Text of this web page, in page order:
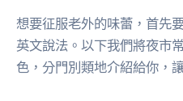
想要征服老外的味蕾，首先
英文說法。以下我們將夜市
色，分門別類地介紹給你，